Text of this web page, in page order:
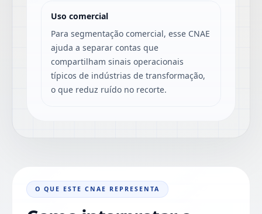
Uso comercial
Para segmentação comercial, esse CNAE
ajuda a separar contas que
compartilham sinais operacionais
típicos de indústrias de transformação,
o que reduz ruído no recorte.
O QUE ESTE CNAE REPRESENTA